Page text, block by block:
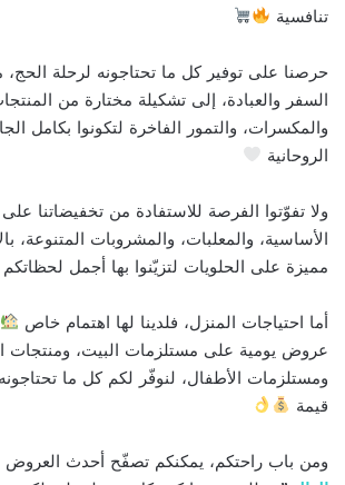
تنافسية
حرصنا على توفير كل ما تحتاجونه لرحلة
السفر والعبادة، إلى تشكيلة مختارة من
والمكسرات، والتمور الفاخرة لتكونوا بكامل
الروحانية
ولا تفوّتوا الفرصة للاستفادة من تخفيضاتنا على
الأساسية، والمعلبات، والمشروبات المتنوعة،
مميزة على الحلويات لتزيّنوا بها أجمل لحظاتكم
أما احتياجات المنزل، فلدينا لها اهتمام خاص
عروض يومية على مستلزمات البيت، ومنتجات
ومستلزمات الأطفال، لنوفّر لكم كل ما
قيمة
ومن باب راحتكم، يمكنكم تصفّح أحدث العروض